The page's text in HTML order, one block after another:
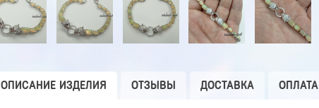
ОПИСАНИЕ ИЗДЕЛИЯ ОТЗЫВЫ ДОСТАВКА ОПЛАТА